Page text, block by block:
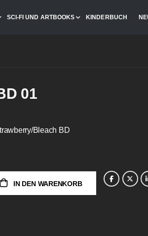
SCI-FI UND ARTBOOKS KINDERBUCH
01
Bleach BD
IN DEN WARENKORB